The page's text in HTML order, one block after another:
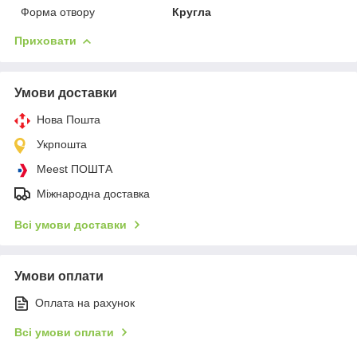
Форма отвору
Кругла
Приховати
Умови доставки
Нова Пошта
Укрпошта
Meest ПОШТА
Міжнародна доставка
Всі умови доставки
Умови оплати
Оплата на рахунок
Всі умови оплати